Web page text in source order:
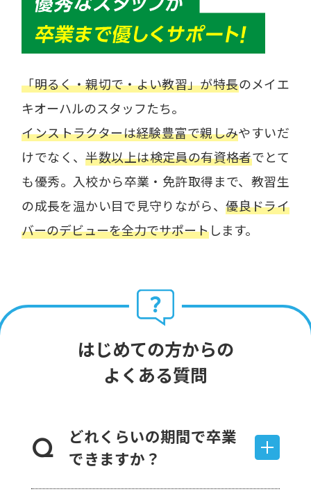
「明るく・親切で・よい教習」が特長のメイエ
キオーハルのスタッフたち。
インストラクターは経験豊富で親しみやすいだ
けでなく、半数以上は検定員の有資格者でとて
も優秀。入校から卒業・免許取得まで、教習生
の成長を温かい目で見守りながら、優良ドライ
バーのデビューを全力でサポートします。
はじめての方からの
よくある質問
Q
どれくらいの期間で卒業
できますか？